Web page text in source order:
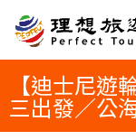
海上煙火與音樂劇，實現您的終極迪士尼
【迪士尼遊
三出發／公